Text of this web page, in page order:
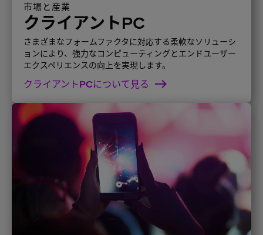
市場と産業
クライアントPC
さまざまなフォームファクタに対応する柔軟なソリューシ
ョンにより、強力なコンピューティングとエンドユーザー
エクスペリエンスの向上を実現します。
クライアントPCについて見る